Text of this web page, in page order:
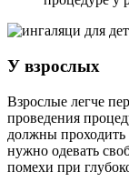
У взрослых
Взрослые легче
проведения
должны проходить
нужно одевать
помехи при